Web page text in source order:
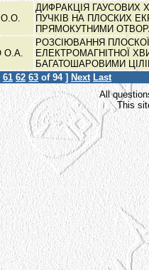
ДИФРАКЦІЯ ГАУСОВИХ
ПУЧКІВ НА ПЛОСКИХ
ПРЯМОКУТНИМИ
О.А.
РОЗСІЮВАННЯ ПЛОСКОЇ
ЕЛЕКТРОМАГНІТНОЇ
БАГАТОШАРОВИМИ
61 62 63 of 94 ] Next Last
All
This